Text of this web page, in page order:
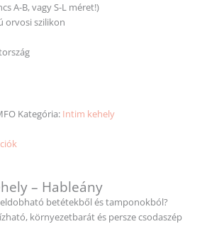
A-B, vagy S-L méret!)
orvosi szilikon
Kategória: Intim kehely
– Hableány
betétekből és tamponokból?
környezetbarát és persze csodaszép